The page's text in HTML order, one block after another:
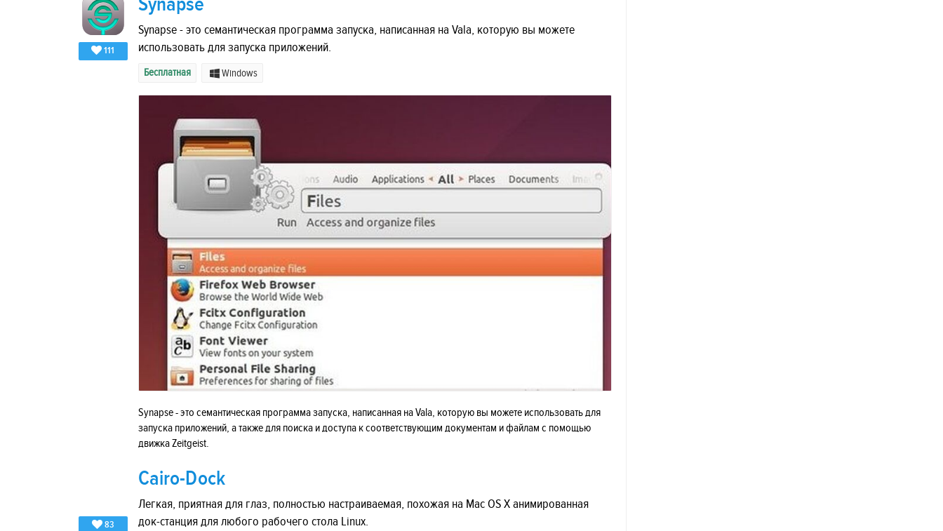
111
Synapse - это семантическая программа запуска, написанная на Vala, которую вы можете
использовать для запуска приложений.
Бесплатная Windows
Synapse - это семантическая программа запуска, написанная на Vala, которую вы можете использовать для
запуска приложений, а также для поиска и доступа к соответствующим документам и файлам с помощью
движка Zeitgeist.
83
Cairo-Dock
Легкая, приятная для глаз, полностью настраиваемая, похожая на Mac OS X анимированная
док-станция для любого рабочего стола Linux.